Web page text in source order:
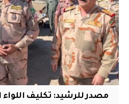
مصدر للرشيد: تكليف اللواء